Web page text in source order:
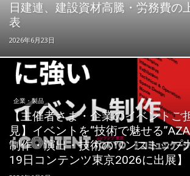
日建連、建設資材高騰・労務費の
表
2026年6月23日
企業・製品
【主催者さま・企業のイベントご
見】イベントを“技術で魅せる
制作・演出・技術のワンストップ
19日コンテンツ東京2026に出展】